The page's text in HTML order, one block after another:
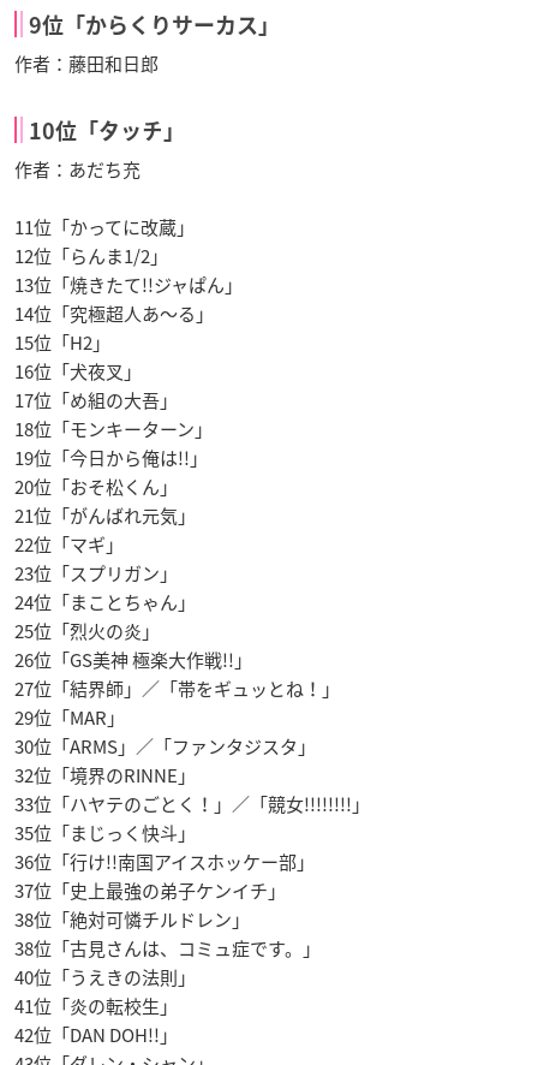
9位「からくりサーカス」
作者：藤田和日郎
10位「タッチ」
作者：あだち充
11位「かってに改蔵」
12位「らんま1/2」
13位「焼きたて!!ジャぱん」
14位「究極超人あ～る」
15位「H2」
16位「犬夜叉」
17位「め組の大吾」
18位「モンキーターン」
19位「今日から俺は!!」
20位「おそ松くん」
21位「がんばれ元気」
22位「マギ」
23位「スプリガン」
24位「まことちゃん」
25位「烈火の炎」
26位「GS美神 極楽大作戦!!」
27位「結界師」／「帯をギュッとね！」
29位「MAR」
30位「ARMS」／「ファンタジスタ」
32位「境界のRINNE」
33位「ハヤテのごとく！」／「競女!!!!!!!!」
35位「まじっく快斗」
36位「行け!!南国アイスホッケー部」
37位「史上最強の弟子ケンイチ」
38位「絶対可憐チルドレン」
38位「古見さんは、コミュ症です。」
40位「うえきの法則」
41位「炎の転校生」
42位「DAN DOH!!」